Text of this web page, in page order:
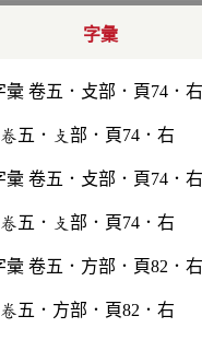
字彙
卷五．攴部．頁74．右
卷五．攴部．頁74．右
卷五．方部．頁82．右